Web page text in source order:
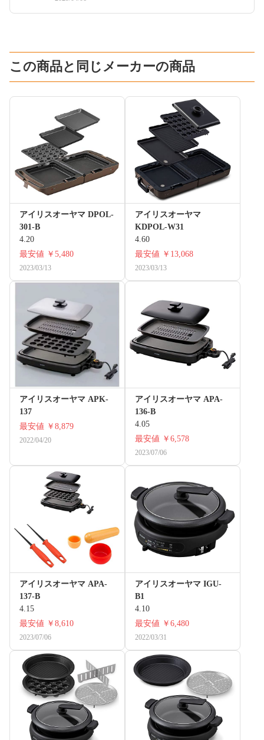
この商品と同じメーカーの商品
アイリスオーヤマ DPOL-
301-B
4.20
最安値 ￥5,480
2023/03/13
アイリスオーヤマ
KDPOL-W31
4.60
最安値 ￥13,068
2023/03/13
アイリスオーヤマ APK-
137
最安値 ￥8,879
2022/04/20
アイリスオーヤマ APA-
136-B
4.05
最安値 ￥6,578
2023/07/06
アイリスオーヤマ APA-
137-B
4.15
最安値 ￥8,610
2023/07/06
アイリスオーヤマ IGU-
B1
4.10
最安値 ￥6,480
2022/03/31